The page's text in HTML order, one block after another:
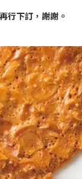
行下訂，謝謝。